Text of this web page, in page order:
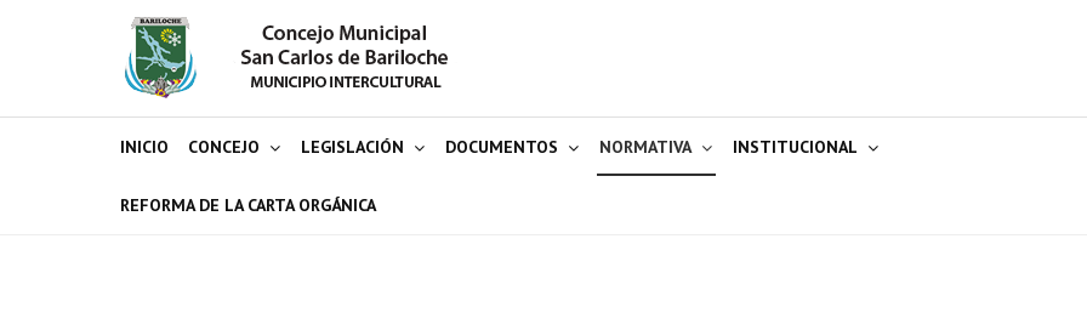
INICIO CONCEJO LEGISLACIÓN DOCUMENTOS NORMATIVA INSTITUCIONAL
REFORMA DE LA CARTA ORGÁNICA